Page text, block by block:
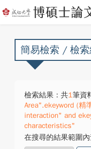
簡易檢索 / 檢
檢索結果：共1筆資
Area".ekeyword (精
interaction" and
characteristics"
在搜尋的結果範圍內